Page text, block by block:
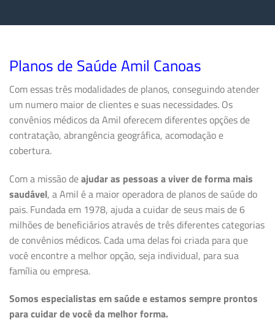
Planos de Saúde Amil Canoas
Com essas três modalidades de planos, conseguindo atender
um numero maior de clientes e suas necessidades. Os
convênios médicos da Amil oferecem diferentes opções de
contratação, abrangência geográfica, acomodação e
cobertura.
Com a missão deajudar as pessoas a viver de forma mais
saudável, a Amil é a maior operadora de planos de saúde do
pais. Fundada em 1978, ajuda a cuidar de seus mais de 6
milhões de beneficiários através de três diferentes categorias
de convênios médicos. Cada uma delas foi criada para que
você encontre a melhor opção, seja individual, para sua
família ou empresa.
Somos especialistas em saúde e estamos sempre prontos
para cuidar de você da melhor forma.